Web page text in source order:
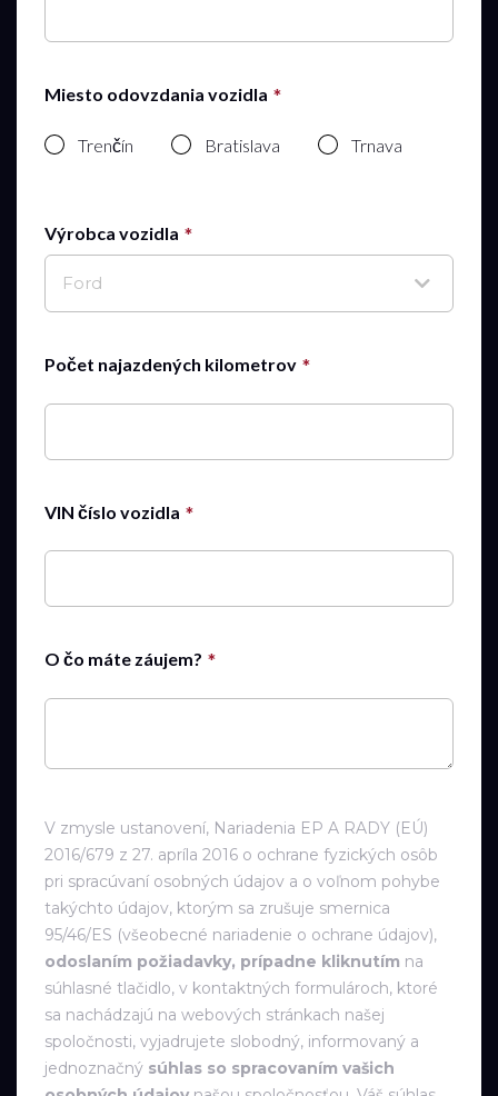
Miesto odovzdania vozidla
Trenčín Bratislava Trnava
Výrobca vozidla
Ford
Počet najazdených kilometrov
VIN číslo vozidla
O čo máte záujem?
V zmysle ustanovení, Nariadenia EP A RADY (EÚ)
2016/679 z 27. apríla 2016 o ochrane fyzických osôb
pri spracúvaní osobných údajov a o voľnom pohybe
takýchto údajov, ktorým sa zrušuje smernica
95/46/ES (všeobecné nariadenie o ochrane údajov),
odoslaním požiadavky, prípadne kliknutím na
súhlasné tlačidlo, v kontaktných formulároch, ktoré
sa nachádzajú na webových stránkach našej
spoločnosti, vyjadrujete slobodný, informovaný a
jednoznačný súhlas so spracovaním vašich